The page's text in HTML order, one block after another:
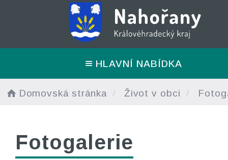
HLAVNÍ NABÍDKA
Domovská stránka Život v obci
Fotogalerie